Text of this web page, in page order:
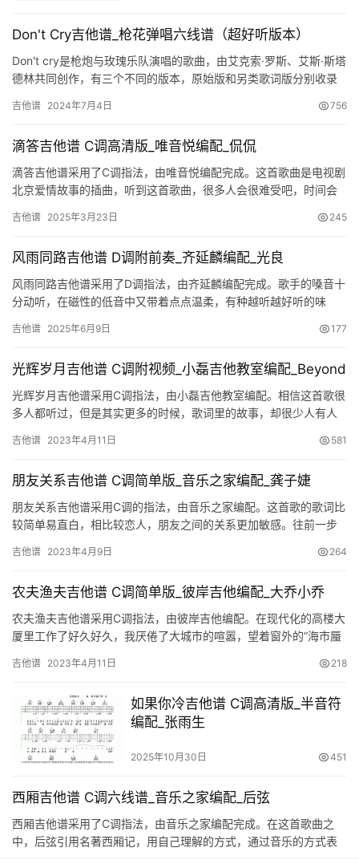
Don't Cry吉他谱_枪花弹唱六线谱（超好听版本）
Don't cry是枪炮与玫瑰乐队演唱的歌曲，由艾克索·罗斯、艾斯·斯塔
德林共同创作，有三个不同的版本，原始版和另类歌词版分别收录
吉他谱 2024年7月4日 756
滴答吉他谱 C调高清版_唯音悦编配_侃侃
滴答吉他谱采用了C调指法，由唯音悦编配完成。这首歌曲是电视剧
北京爱情故事的插曲，听到这首歌曲，很多人会很难受吧，时间会
保持…
吉他谱 2025年3月23日 245
风雨同路吉他谱 D调附前奏_齐延麟编配_光良
风雨同路吉他谱采用了D调指法，由齐延麟编配完成。歌手的嗓音十
分动听，在磁性的低音中又带着点点温柔，有种越听越好听的味
多，所…
吉他谱 2025年6月9日 177
光辉岁月吉他谱 C调附视频_小磊吉他教室编配_Beyond
光辉岁月吉他谱采用C调指法，由小磊吉他教室编配。相信这首歌很
多人都听过，但是其实更多的时候，歌词里的故事，却很少人有人
遭受…
吉他谱 2023年4月11日 581
朋友关系吉他谱 C调简单版_音乐之家编配_龚子婕
朋友关系吉他谱采用C调的指法，由音乐之家编配。这首歌的歌词比
较简单易直白，相比较恋人，朋友之间的关系更加敏感。往前一步
身边…
吉他谱 2023年4月9日 264
农夫渔夫吉他谱 C调简单版_彼岸吉他编配_大乔小乔
农夫渔夫吉他谱采用C调指法，由彼岸吉他编配。在现代化的高楼大
厦里工作了好久好久，我厌倦了大城市的喧嚣，望着窗外的“海市蜃
…
吉他谱 2023年4月11日 218
如果你冷吉他谱 C调高清版_半音符
编配_张雨生
2025年10月30日 451
西厢吉他谱 C调六线谱_音乐之家编配_后弦
西厢吉他谱采用了C调指法，由音乐之家编配完成。在这首歌曲之
中，后弦引用名著西厢记，用自己理解的方式，通过音乐的方式表